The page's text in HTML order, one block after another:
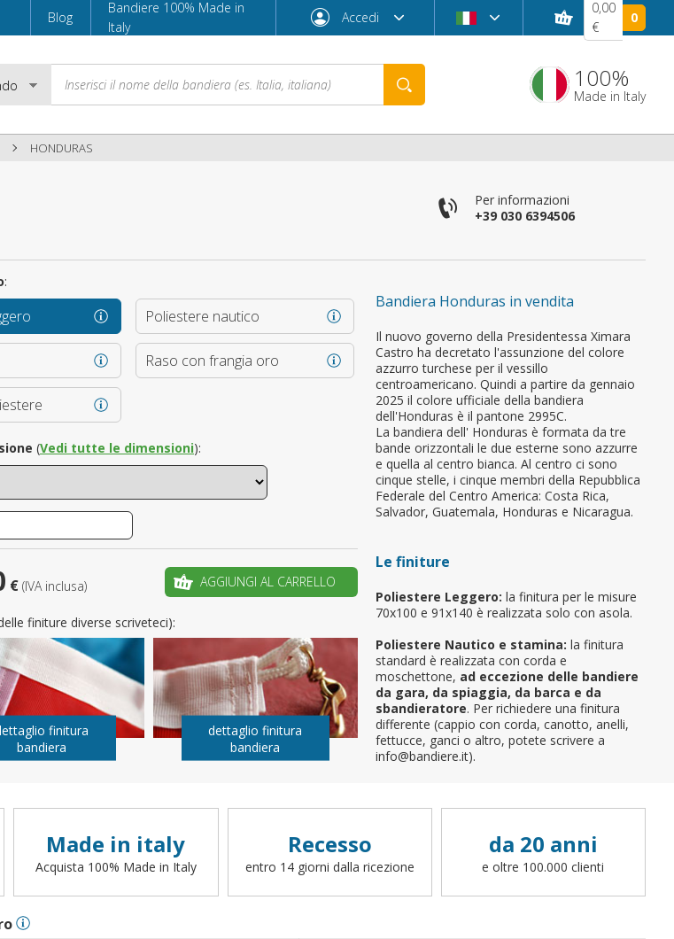
Blog
Bandiere 100% Made in
Italy
Accedi
Accedi
È il tuo primo ordine?
CREA UN NUOVO ACCOUNT
0,00
€
0
100%
Made in Italy
HONDURAS
Per informazioni
+39 030 6394506
Bandiera Honduras in vendita
Il nuovo governo della Presidentessa Ximara
Castro ha decretato l'assunzione del colore
azzurro turchese per il vessillo
centroamericano. Quindi a partire da gennaio
2025 il colore ufficiale della bandiera
dell'Honduras è il pantone 2995C.
La bandiera dell' Honduras è formata da tre
bande orizzontali le due esterne sono azzurre
e quella al centro bianca. Al centro ci sono
cinque stelle, i cinque membri della Repubblica
Federale del Centro America: Costa Rica,
Salvador, Guatemala, Honduras e Nicaragua.
Le finiture
Poliestere Leggero: la finitura per le misure
70x100 e 91x140 è realizzata solo con asola.
Poliestere Nautico e stamina: la finitura
standard è realizzata con corda e
moschettone, ad eccezione delle bandiere
da gara, da spiaggia, da barca e da
sbandieratore. Per richiedere una finitura
differente (cappio con corda, canotto, anelli,
fettucce, ganci o altro, potete scrivere a
info@bandiere.it).
:
Poliestere nautico
Raso con frangia oro
(Vedi tutte le dimensioni):
€ (IVA inclusa) AGGIUNGI AL CARRELLO
finiture diverse scriveteci):
finitura
bandiera
dettaglio finitura
bandiera
Made in italy
Acquista 100% Made in Italy
Recesso
entro 14 giorni dalla ricezione
da 20 anni
e oltre 100.000 clienti